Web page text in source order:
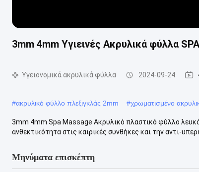
3mm 4mm Υγιεινές Ακρυλικά φύλλα
Υγειονομικά ακρυλικά φύλλα 2024-09-24
#ακρυλικό φύλλο πλεξιγκλάς 2mm #χρωματισμένο
3mm 4mm Spa Massage Ακρυλικό πλαστικό φύλλο λευκό
ανθεκτικότητα στις καιρικές συνθήκες και την αντι-
Μηνύματα επισκέπτη